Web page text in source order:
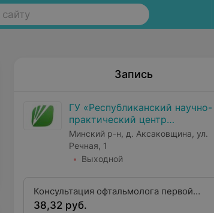
Запись
ГУ «Республиканский научно-
практический центр
медицинской экспертизы и
реабилитаци»
Минский р-н, д. Аксаковщина, ул.
Речная, 1
Выходной
Консультация офтальмолога первой
квалификационной категории
38,32 руб.